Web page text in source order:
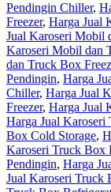
Pendingin Chiller,
Freezer, Harga Jual
Jual Karoseri Mobil
Karoseri Mobil dan
dan Truck Box
Pendingin, Harga
Chiller, Harga Jual
Freezer, Harga Jual
Harga Jual
Box Cold Storage,
Karoseri Truck Box
Pendingin, Harga
Jual Karoseri Truck